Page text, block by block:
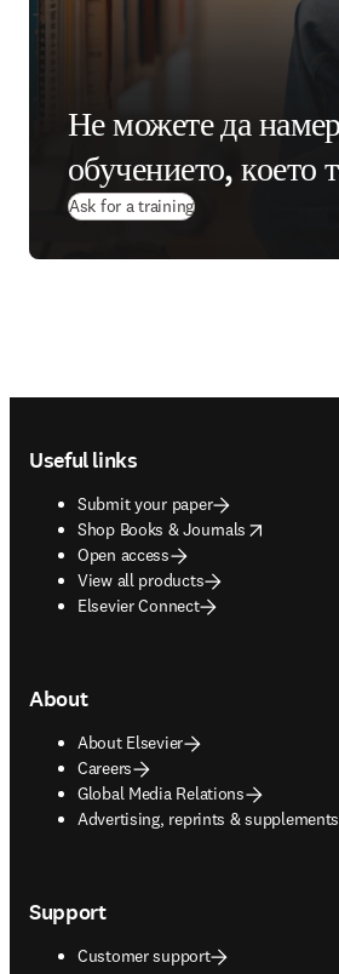
Не можете да
обучението, което
Ask for a training
Useful links
Submit your paper
Shop Books & Journals
opens in new tab/window
Open access
View all products
Elsevier Connect
About
About Elsevier
Careers
Global Media Relations
Advertising, reprints & supplements
opens in new tab/window
Support
Customer support